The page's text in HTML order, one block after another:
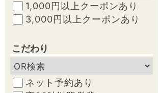
1,000円以上クーポンあり
3,000円以上クーポンあり
こだわり
ネット予約あり